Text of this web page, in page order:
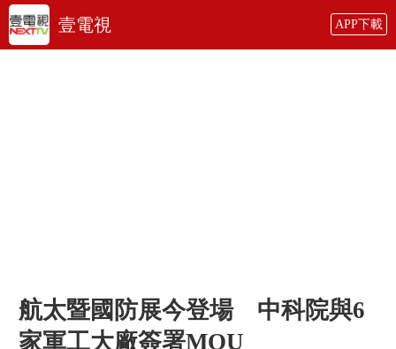
壹電視 APP下載
航太暨國防展今登場 中科院與6
家軍工大廠簽署MOU